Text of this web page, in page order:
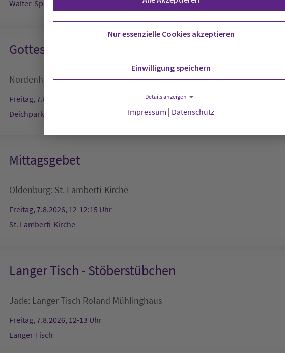
Walter-Spitta-Haus
Gottesdienst im Seniorenheim Blexen
Nordenham:Deichpark to huus achtern Diek BlexenKirchenbüro
Freitag, 7.8.2026, 10 Uhr
Deichpark to huus achtern Diek Blexen
Mittagsgebet
Oldenburg: St. Lamberti-Kirche
Freitag, 7.8.2026, 12-12:15 Uhr
St. Lamberti-Kirche
Langer Tisch - Stöberstübchen
Jade: Langer Tisch Roland Mühlinghaus
Freitag, 7.8.2026, 12-13 Uhr
Langer Tisch
Nur essenzielle Cookies akzeptieren
Einwilligung speichern
Details anzeigen
Impressum | Datenschutz